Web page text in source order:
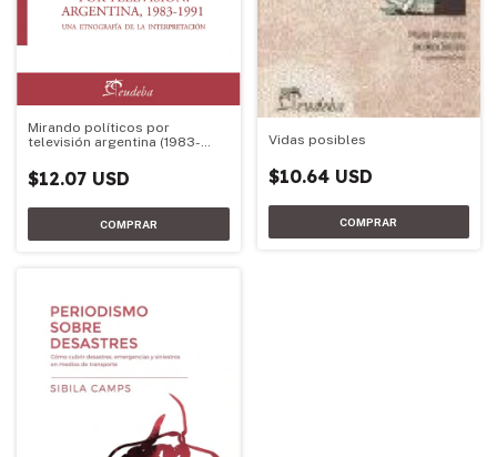
Mirando políticos por
televisión argentina (1983-
$12.07 USD
Vidas posibles
$10.64 USD